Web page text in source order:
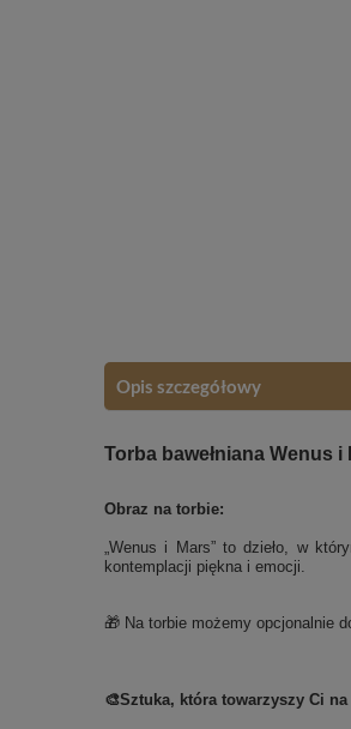
Opis szczegółowy
Torba bawełniana Wenus
Obraz na torbie:
„Wenus i Mars” to dzieło, w
kontemplacji piękna i emocji.
🎁 Na torbie możemy opcjonalnie
🎨Sztuka, która towarzyszy Ci